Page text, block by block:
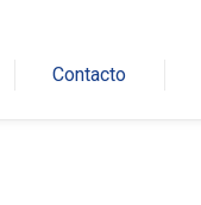
Contacto